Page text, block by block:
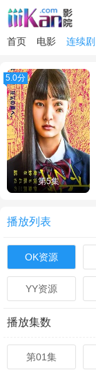
首页 电影 连续剧
5.0分
第5集
播放列表
OK资源
YY资源
播放集数
第01集